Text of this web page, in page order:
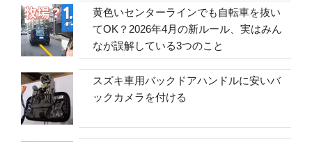
黄色いセンターラインでも自転車を抜い
てOK？2026年4月の新ルール、実はみん
なが誤解している3つのこと
スズキ車用バックドアハンドルに安いバ
ックカメラを付ける